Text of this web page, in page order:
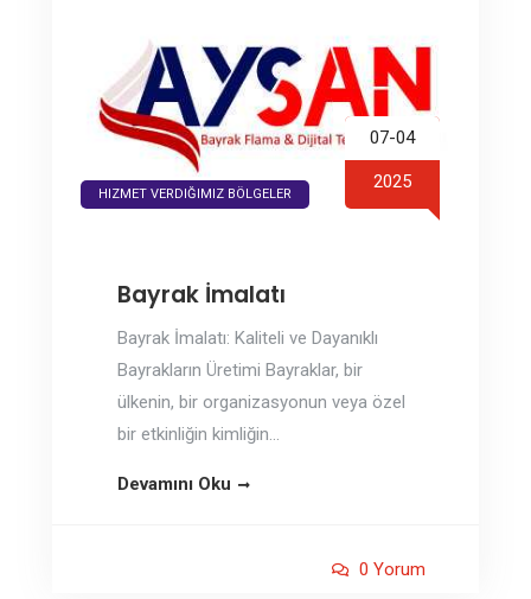
HIZMET VERDIĞIMIZ BÖLGELER
07-04
2025
Bayrak İmalatı
Bayrak İmalatı: Kaliteli ve Dayanıklı
Bayrakların Üretimi Bayraklar, bir
ülkenin, bir organizasyonun veya özel
bir etkinliğin kimliğin...
Devamını Oku
0 Yorum